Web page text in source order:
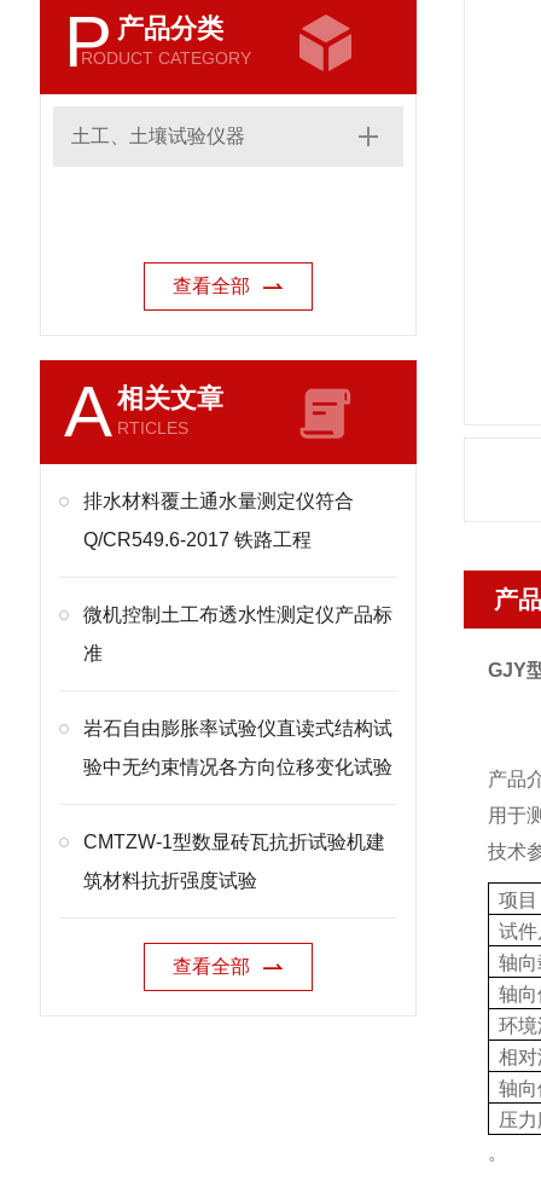
P 产品分类
RODUCT CATEGORY
土工、土壤试验仪器
查看全部
A相关文章
RTICLES
排水材料覆土通水量测定仪符合
Q/CR549.6-2017 铁路工程
微机控制土工布透水性测定仪产品标
准
岩石自由膨胀率试验仪直读式结构试
验中无约束情况各方向位移变化试验
CMTZW-1型数显砖瓦抗折试验机建
筑材料抗折强度试验
查看全部
产
GJY
产品
用于
技术
项目
试
轴
轴
环
相
轴
压
。